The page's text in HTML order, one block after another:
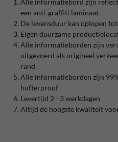
Alle informatiebord zijn
een anti-graffiti laminaat
De levensduur kan oplopen
Eigen duurzame
Alle informatieborden zijn
uitgevoerd als origineel
rand
Alle informatieborden zijn
hufterproof
Levertijd 2 - 3 werkdagen
Altijd de hoogste kwaliteit